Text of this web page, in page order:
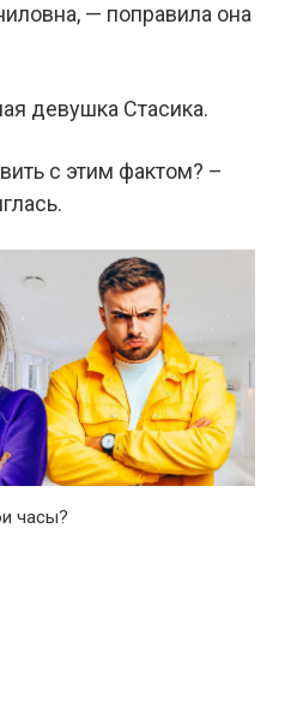
— поправила она
девушка Стасика.
с этим фактом? –
часы?